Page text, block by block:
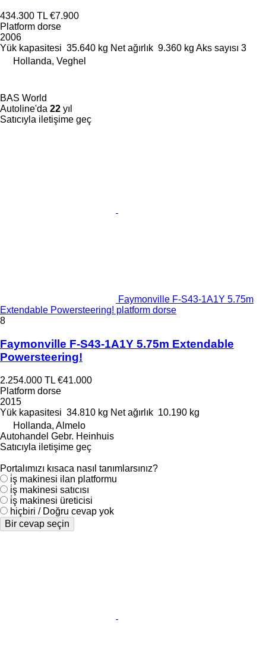
434.300 TL €7.900
Platform dorse
2006
Yük kapasitesi 35.640 kg Net ağırlık 9.360 kg Aks sayısı 3
Hollanda, Veghel
BAS World
Autoline'da 22 yıl
Satıcıyla iletişime geç
Faymonville F-S43-1A1Y 5.75m
Extendable Powersteering! platform dorse
8
Faymonville F-S43-1A1Y 5.75m Extendable
Powersteering!
2.254.000 TL €41.000
Platform dorse
2015
Yük kapasitesi 34.810 kg Net ağırlık 10.190 kg
Hollanda, Almelo
Autohandel Gebr. Heinhuis
Satıcıyla iletişime geç
Portalımızı kısaca nasıl tanımlarsınız?
i̇ş makinesi ilan platformu
i̇ş makinesi satıcısı
i̇ş makinesi üreticisi
hiçbiri / Doğru cevap yok
Bir cevap seçin